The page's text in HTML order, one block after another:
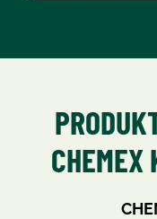
CHEMEX